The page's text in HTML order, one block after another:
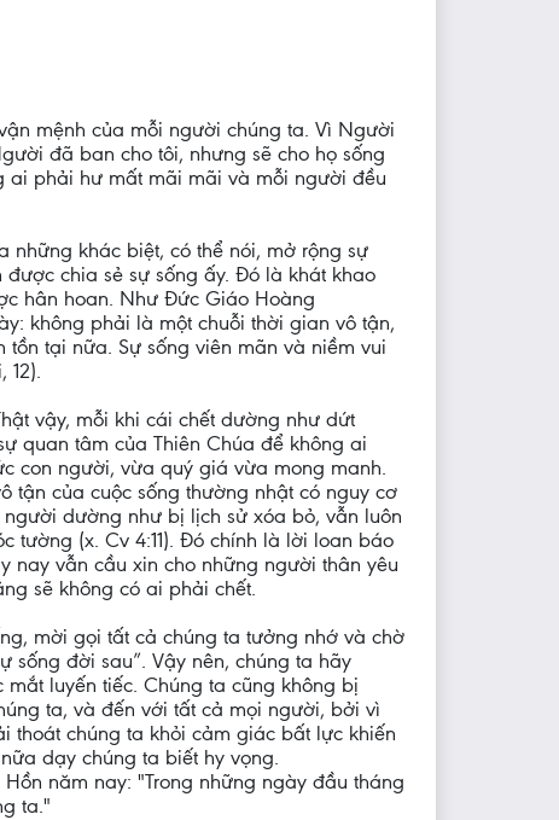
mệnh của mỗi người chúng ta. Vì Người
đã ban cho tôi, nhưng sẽ cho họ sống
ai phải hư mất mãi mãi và mỗi người đều
những khác biệt, có thể nói, mở rộng sự
chia sẻ sự sống ấy. Đó là khát khao
hân hoan. Như Đức Giáo Hoàng
không phải là một chuỗi thời gian vô tận,
tại nữa. Sự sống viên mãn và niềm vui
12).
vậy, mỗi khi cái chết dường như dứt
quan tâm của Thiên Chúa để không ai
con người, vừa quý giá vừa mong manh.
tận của cuộc sống thường nhật có nguy cơ
dường như bị lịch sử xóa bỏ, vẫn luôn
(x. Cv 4:11). Đó chính là lời loan báo
nay vẫn cầu xin cho những người thân yêu
sẽ không có ai phải chết.
mời gọi tất cả chúng ta tưởng nhớ và chờ
sống đời sau”. Vậy nên, chúng ta hãy
luyến tiếc. Chúng ta cũng không bị
ta, và đến với tất cả mọi người, bởi vì
thoát chúng ta khỏi cảm giác bất lực khiến
dạy chúng ta biết hy vọng.
năm nay: "Trong những ngày đầu tháng
ta."